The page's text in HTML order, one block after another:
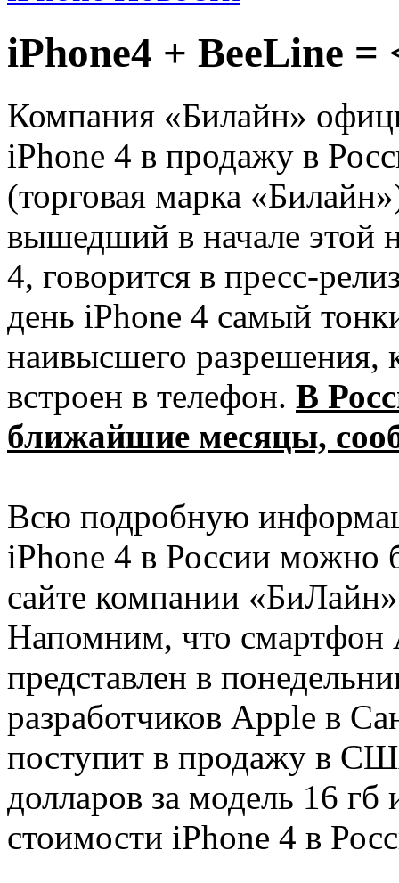
iPhone4 + BeeLine =
Компания «Билайн»
iPhone 4 в продажу в
(торговая марка
вышедший в начале этой
4, говорится в пресс-
день iPhone 4 самый
наивысшего разрешения,
встроен в телефон. В
ближайшие месяцы,
Всю подробную
iPhone 4 в России можно
сайте компании
Напомним, что смартфон
представлен в
разработчиков Apple в
поступит в продажу в
долларов за модель 16
стоимости iPhone 4 в